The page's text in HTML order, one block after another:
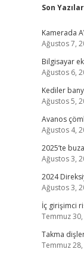
Son Yazılar
Kamerada
Ağustos 7,
Bilgisayar
Ağustos 6,
Kediler
Ağustos 5,
Avanos
Ağustos 4,
2025’te
Ağustos 3,
2024
Ağustos 3,
İç girişimci
Temmuz
Takma
Temmuz